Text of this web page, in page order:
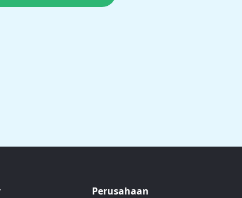
Perusahaan